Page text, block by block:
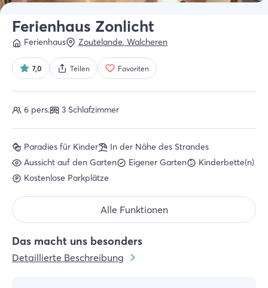
Alle Arten
Wer
2 Gäste
Suche
Ferienhaus Zonlicht
Ferienhaus Zoutelande, Walcheren
7,0 Teilen Favoriten
Das macht uns besonders
Detaillierte Beschreibung
Paradies für Kinder
In der Nähe des Strandes
Aussicht auf den Garten
Eigener Garten
Kinderbette(n)
Kostenlose Parkplätze
Alle Funktionen
6 pers. 3 Schlafzimmer